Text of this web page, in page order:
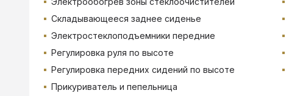
Складывающееся заднее сиденье
Электростеклоподъемники передние
Регулировка руля по высоте
Регулировка передних сидений по высоте
Прикуриватель и пепельница